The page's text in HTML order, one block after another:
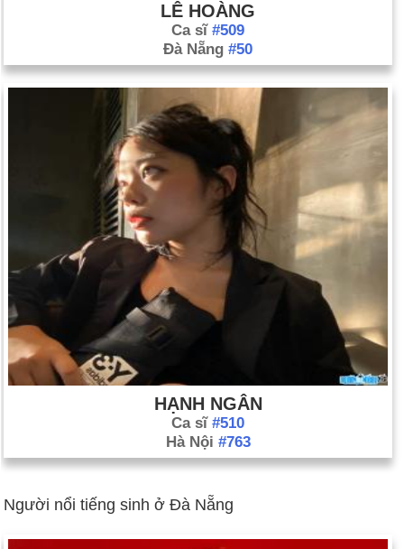
LÊ HOÀNG
Ca sĩ #509
Đà Nẵng #50
HẠNH NGÂN
Ca sĩ #510
Hà Nội #763
Người nổi tiếng sinh ở Đà Nẵng